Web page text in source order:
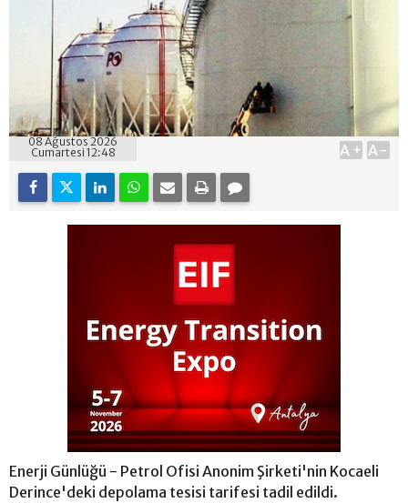
08 Ağustos 2026
Cumartesi 12:48
A+ A-
Enerji Günlüğü - Petrol Ofisi Anonim Şirketi'nin Kocaeli
Derince'deki depolama tesisi tarifesi tadil edildi.